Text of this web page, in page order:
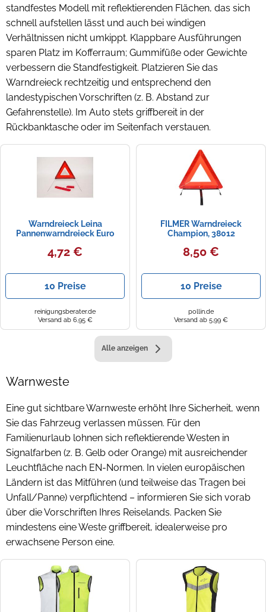
standfestes Modell mit reflektierenden Flächen, das sich
schnell aufstellen lässt und auch bei windigen
Verhältnissen nicht umkippt. Klappbare Ausführungen
sparen Platz im Kofferraum; Gummifüße oder Gewichte
verbessern die Standfestigkeit. Platzieren Sie das
Warndreieck rechtzeitig und entsprechend den
landestypischen Vorschriften (z. B. Abstand zur
Gefahrenstelle). Im Auto stets griffbereit in der
Rückbanktasche oder im Seitenfach verstauen.
Warndreieck Leina
Pannenwarndreieck Euro
4,72 €
10 Preise
reinigungsberater.de
Versand ab 6,95 €
FILMER Warndreieck
Champion, 38012
8,50 €
10 Preise
pollin.de
Versand ab 5,99 €
Alle anzeigen
Warnweste
Eine gut sichtbare Warnweste erhöht Ihre Sicherheit, wenn
Sie das Fahrzeug verlassen müssen. Für den
Familienurlaub lohnen sich reflektierende Westen in
Signalfarben (z. B. Gelb oder Orange) mit ausreichender
Leuchtfläche nach EN-Normen. In vielen europäischen
Ländern ist das Mitführen (und teilweise das Tragen bei
Unfall/Panne) verpflichtend – informieren Sie sich vorab
über die Vorschriften Ihres Reiselands. Packen Sie
mindestens eine Weste griffbereit, idealerweise pro
erwachsene Person eine.